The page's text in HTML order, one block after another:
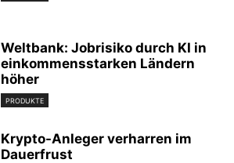
Weltbank: Jobrisiko durch KI in
einkommensstarken Ländern
höher
PRODUKTE
Krypto-Anleger verharren im
Dauerfrust